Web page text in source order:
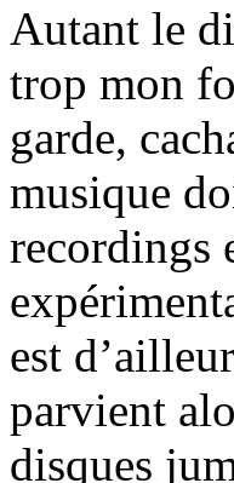
Autant le
trop mon
garde,
musique
recordings
est
parvient
disques